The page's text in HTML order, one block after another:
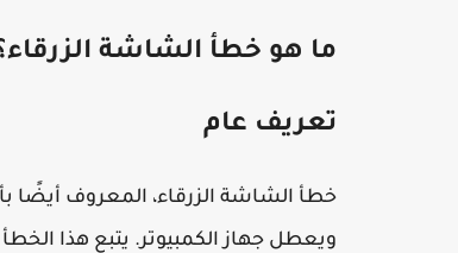
ما هو خطأ الشاشة
تعريف عام
خطأ الشاشة الزرقاء، المعروف أيضًا
ويعطل جهاز الكمبيوتر. يتبع هذا